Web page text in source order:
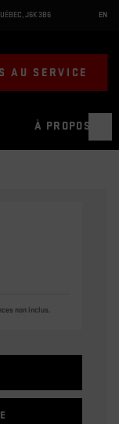
,J6K 3B6 EN
AU SERVICE
À PROPOS
non inclus.